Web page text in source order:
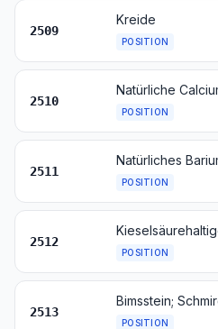
2509
Kreide
POSITION
2510
POSITION
2511
POSITION
2512
POSITION
2513
POSITION